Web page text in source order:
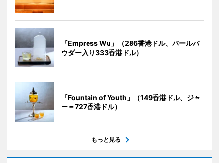
「Empress Wu」（286香港ドル、パールパ
ウダー入り333香港ドル）
「Fountain of Youth」（149香港ドル、ジャ
ー＝727香港ドル）
もっと見る